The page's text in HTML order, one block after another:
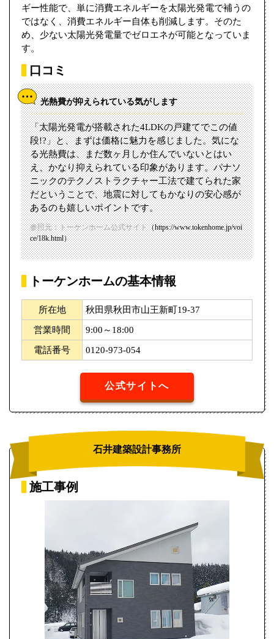
ギー性能で、単に消費エネルギーを太陽光発電で補うの
ではなく、消費エネルギー自体も削減します。そのた
め、少ない太陽光発電量でゼロエネが可能となっていま
す。
口コミ
光熱費が抑えられている気がします
「太陽光発電が搭載された4LDKの戸建てでこの値
段!?」と、まずは価格に魅力を感じました。気にな
る光熱費は、まだ数ヶ月しか住んでいないとはい
え、かなり抑えられている印象があります。パナソ
ニックのテクノストラクチャー工法で建てられた家
だということで、地震に対してもかなりの安心感が
あるのも嬉しいポイントです。
参照元：トーケンホーム公式サイト（https://www.tokenhome.jp/voi
ce/18k.html）
トーケンホームの基本情報
所在地 秋田県秋田市山王新町19-37
営業時間 9:00～18:00
電話番号 0120-973-054
公式サイトへ
石井建築設計事務所
施工事例